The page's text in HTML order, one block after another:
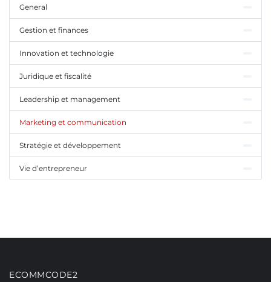
General
Gestion et finances
Innovation et technologie
Juridique et fiscalité
Leadership et management
Marketing et communication
Stratégie et développement
Vie d’entrepreneur
ECOMMCODE2